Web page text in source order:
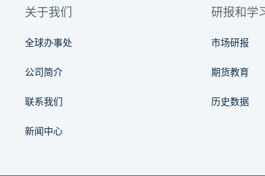
关于我们
全球办事处
公司简介
联系我们
新闻中心
研报和学
市场研报
期货教育
历史数据